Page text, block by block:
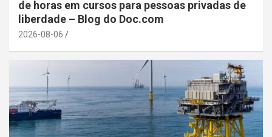
de horas em cursos para pessoas privadas de
liberdade – Blog do Doc.com
2026-08-06